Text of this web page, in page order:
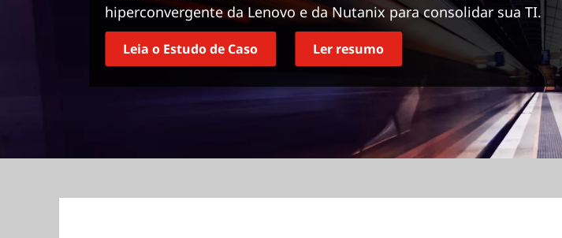
hiperconvergente da Lenovo e da Nutanix para consolidar sua TI.
Leia o Estudo de Caso Ler resumo